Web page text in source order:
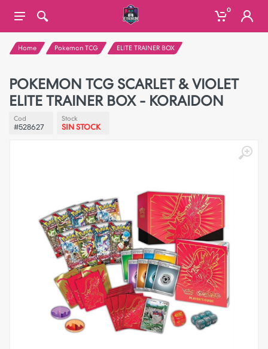
0
Home Pokemon TCG ELITE TRAINER BOX
POKEMON TCG SCARLET & VIOLET
ELITE TRAINER BOX - KORAIDON
Cod
#528627
Stock
SIN STOCK